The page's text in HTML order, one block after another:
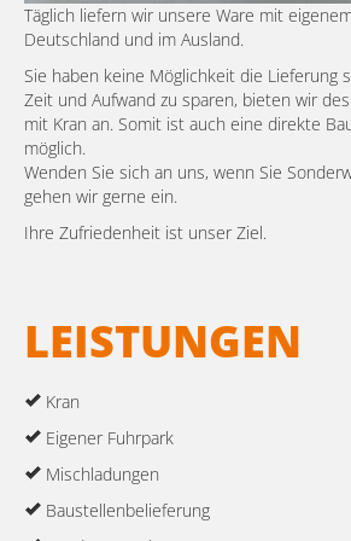
Abstandhalter
Ringe und Stäbe
Täglich liefern wir unsere Ware mit
Deutschland und im Ausland.
Sie haben keine Möglichkeit die Lieferung
Zeit und Aufwand zu sparen, bieten wir
mit Kran an. Somit ist auch eine direkte
möglich.
Wenden Sie sich an uns, wenn Sie
gehen wir gerne ein.
Ihre Zufriedenheit ist unser Ziel.
LEISTUNGEN
Kran
Eigener Fuhrpark
Mischladungen
Baustellenbelieferung